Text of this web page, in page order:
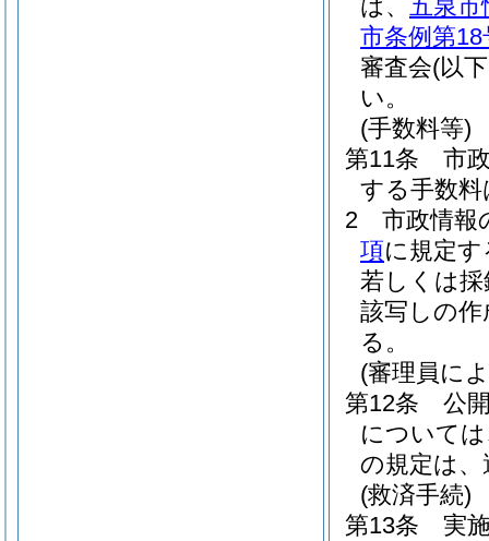
は、 五泉市
市条例第18
審査会(以
い。
(手数料等)
第11条
市
する手数
2
市政情報
項に規定
若しくは
該写しの
る。
(審理員に
第12条
公
について
の規定は
(救済手続)
第13条
実